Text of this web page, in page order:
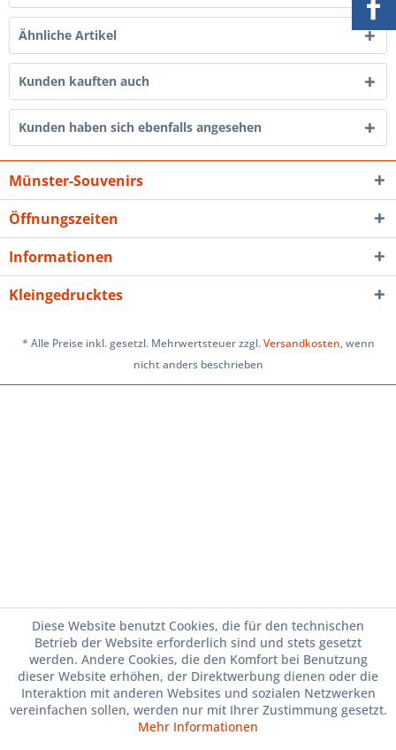
Ähnliche Artikel
Kunden kauften auch
Kunden haben sich ebenfalls angesehen
Münster-Souvenirs
Öffnungszeiten
Informationen
Kleingedrucktes
* Alle Preise inkl. gesetzl. Mehrwertsteuer zzgl.Versandkosten, wenn
nicht anders beschrieben
Diese Website benutzt Cookies, die für den technischen
Betrieb der Website erforderlich sind und stets gesetzt
werden. Andere Cookies, die den Komfort bei Benutzung
dieser Website erhöhen, der Direktwerbung dienen oder die
Interaktion mit anderen Websites und sozialen Netzwerken
vereinfachen sollen, werden nur mit Ihrer Zustimmung gesetzt.
Mehr Informationen